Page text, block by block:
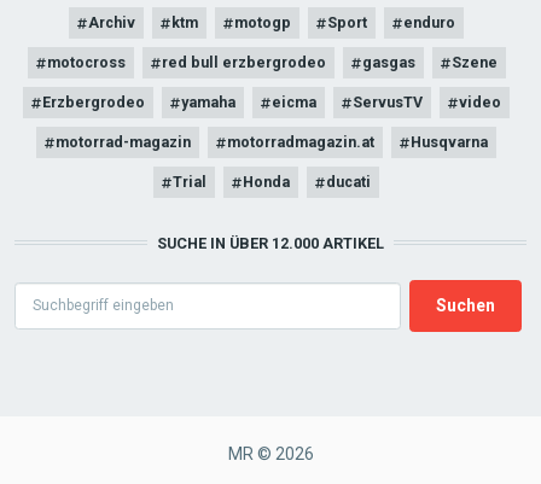
Archiv ktm motogp Sport enduro
motocross red bull erzbergrodeo gasgas Szene
Erzbergrodeo yamaha eicma ServusTV video
motorrad-magazin motorradmagazin.at Husqvarna
Trial Honda ducati
SUCHE IN ÜBER 12.000 ARTIKEL
MR © 2026